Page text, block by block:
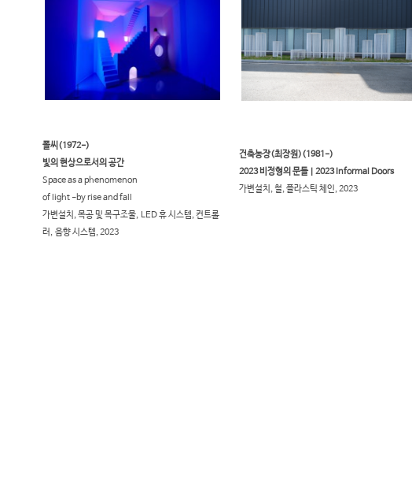
폴씨(1972-)
빛의 현상으로서의 공간
Space as a phenomenon
of light -by rise and fall
가변설치, 목공 및 목구조물, LED 휴 시스템, 컨트롤
러, 음향 시스템, 2023
건축농장(최장원)(1981-)
2023 비정형의 문들 | 2023 Informal Doors
가변설치, 철, 플라스틱 체인, 2023